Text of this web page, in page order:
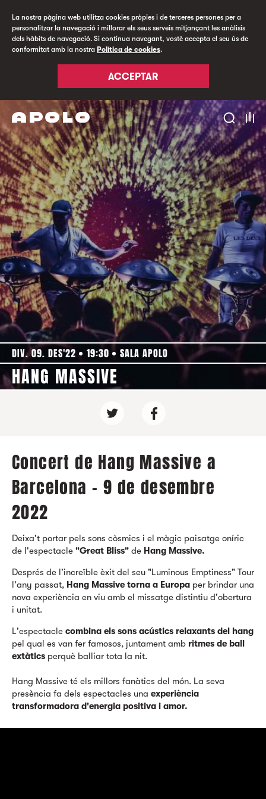
La nostra pàgina web utilitza cookies pròpies i de terceres persones per a
personalitzar la navegació i millorar els seus serveis mitjançant les anàlisis
dels hàbits de navegació. Si continua navegant, vostè accepta el seu ús de
conformitat amb la nostra Política de cookies.
ACCEPTAR
DIV. 09. DES'22 19:30 SALA APOLO
HANG MASSIVE
Concert de Hang Massive a
Barcelona - 9 de desembre
2022
Deixa't portar pels sons còsmics i el màgic paisatge oníric
de l'espectacle "Great Bliss" de Hang Massive.
Després de l'increïble èxit del seu "Luminous Emptiness" Tour
l'any passat, Hang Massive torna a Europa per brindar una
nova experiència en viu amb el missatge distintiu d'obertura
i unitat.
L'espectacle combina els sons acústics relaxants del hang
pel qual es van fer famosos, juntament amb ritmes de ball
extàtics perquè balliar tota la nit.
Hang Massive té els millors fanàtics del món. La seva
presència fa dels espectacles una experiència
transformadora d'energia positiva i amor.